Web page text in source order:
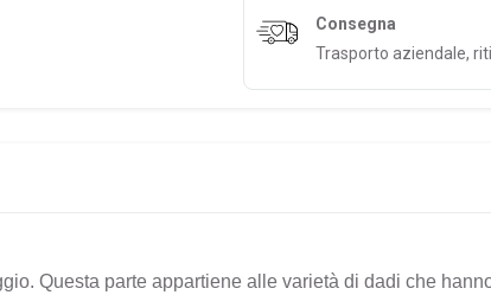
Consegna
Trasporto aziendale,
Questa parte appartiene alle varietà di dadi che